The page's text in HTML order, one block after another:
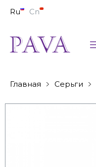
Ru Cn
Главная Серьги